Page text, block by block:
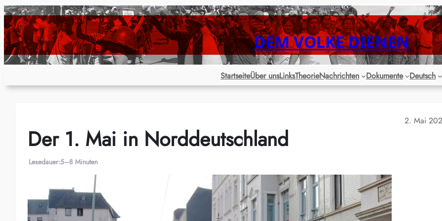
Zum
Inhalt
springen
DEM VOLKE DIENEN
StartseiteÜber unsLinksTheorieNachrichten Dokumente Deutsch
2. Mai
Der 1. Mai in Norddeutschland
Lesedauer:5–8 Minuten